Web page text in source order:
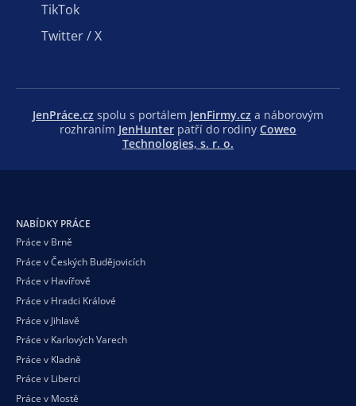
TikTok
Twitter / X
JenPráce.cz spolu s portálem JenFirmy.cz a náborovým
rozhraním JenHunter patří do rodiny Coweo
Technologies, s. r. o.
NABÍDKY PRÁCE
Práce v Brně
Práce v Českých Budějovicích
Práce v Havířově
Práce v Hradci Králové
Práce v Jihlavě
Práce v Karlových Varech
Práce v Kladně
Práce v Liberci
Práce v Mostě